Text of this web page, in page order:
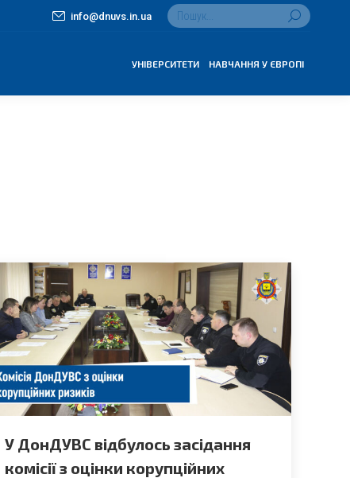
info@dnuvs.in.ua Search:
УНІВЕРСИТЕТИ НАВЧАННЯ У ЄВРОПІ
У ДонДУВС відбулось засідання
комісії з оцінки корупційних